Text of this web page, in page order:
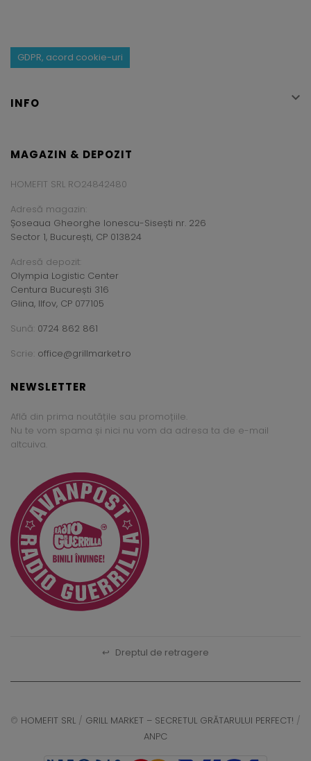
GDPR, acord cookie-uri
INFO 
MAGAZIN & DEPOZIT
HOMEFIT SRL RO24842480
Adresă magazin:
Șoseaua Gheorghe Ionescu-Sisești nr. 226
Sector 1, București, CP 013824
Adresă depozit:
Olympia Logistic Center
Centura București 316
Glina, Ilfov, CP 077105
Sună: 0724 862 861
Scrie: office@grillmarket.ro
NEWSLETTER
Află din prima noutățile sau promoțiile.
Nu te vom spama și nici nu vom da adresa ta de e-mail
altcuiva.
↩ Dreptul de retragere
© HOMEFIT SRL / GRILL MARKET – SECRETUL GRĂTARULUI PERFECT! /
ANPC